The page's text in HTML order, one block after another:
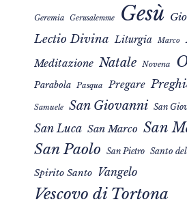
Geremia Gerusalemme Gesù
Lectio Divina Liturgia Marco
Meditazione Natale Novena
Parabola Pasqua Pregare
Samuele San Giovanni San
San Luca San Marco San
San Paolo San Pietro Santo
Spirito Santo Vangelo
Vescovo di Tortona